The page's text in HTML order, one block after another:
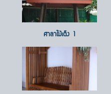
ศาลาไม้เต็ง 1